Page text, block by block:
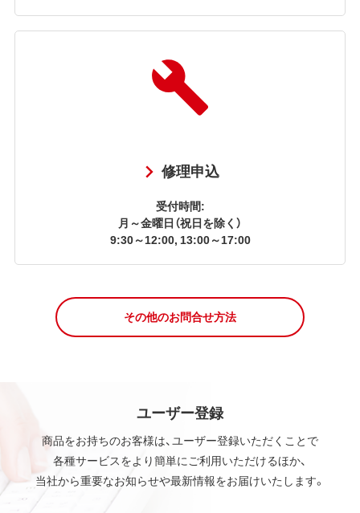
修理申込
受付時間:
月～金曜日（祝日を除く）
9:30～12:00, 13:00～17:00
その他のお問合せ方法
ユーザー登録
商品をお持ちのお客様は、ユーザー登録いただくことで
各種サービスをより簡単にご利用いただけるほか、
当社から重要なお知らせや最新情報をお届けいたします。